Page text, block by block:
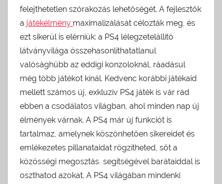
felejthetetlen szórakozás lehetőségét. A fejlesztők
a játékélmény maximalizálását célozták meg, és
ezt sikerül is elérniük: a PS4 lélegzetelállító
látványvilága összehasonlíthatatlanul
valósághűbb az eddigi konzoloknál, ráadásul
még több játékot kínál. Kedvenc korábbi játékaid
mellett számos új, exkluzív PS4 játék is vár rád
ebben a csodálatos világban, ahol minden nap új
élmények várnak. A PS4 már új funkciót is
tartalmaz, amelynek köszönhetően sikereidet és
emlékezetes pillanataidat rögzítheted, sőt a
közösségi megosztás segítségével barátaiddal is
oszthatod azokat. A PS4 világában mindenki